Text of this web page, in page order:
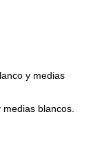
y medias
blancos.